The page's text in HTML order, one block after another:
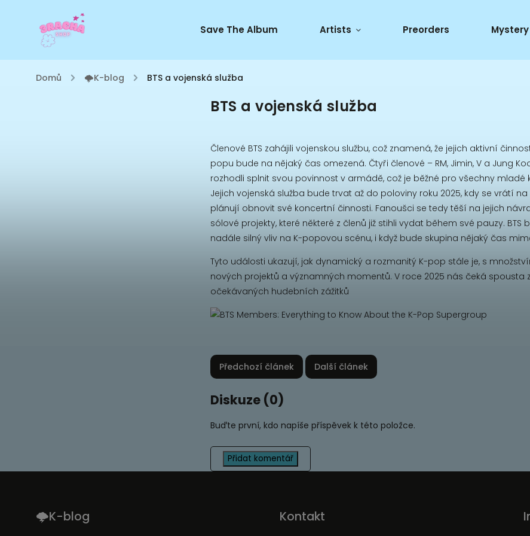
Save The Album Artists Preorders
Domů / 🌩K-blog / BTS a vojenská služba
BTS a vojenská služba
Členové BTS zahájili vojenskou službu, což znamená, že jejich aktivní
popu bude na nějaký čas omezená. Čtyři členové – RM, Jimin, V a Jung
rozhodli splnit svou povinnost v armádě, což je běžné pro všechny mladé
Jejich vojenská služba bude trvat až do poloviny roku 2025, kdy se vrátí
plánují obnovit své koncertní činnosti. Fanoušci se tedy těší na jejich
sólové projekty, které některé z členů již stihli vydat během své pauzy. BTS
nadále silný vliv na K-popovou scénu, i když bude skupina nějaký čas
Tyto události ukazují, jak dynamický a rozmanitý K-pop stále je, s
nových projektů a významných momentů. V roce 2025 nás čeká spousta
očekávaných hudebních zážitků
Předchozí článek Další článek
Diskuze (0)
Buďte první, kdo napíše příspěvek k této položce.
Přidat komentář
🌩K-blog Kontakt